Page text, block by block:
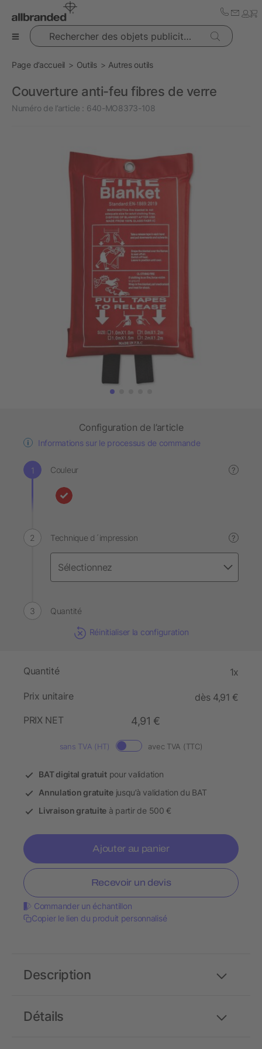
Rechercher des objets publicitaires
Page d’accueil Outils Autres outils
Couverture anti-feu fibres de verre
Numéro de l’article : 640-MO8373-108
Configuration de l’article
Informations sur le processus de commande
Couleur ?
Technique d´impression ?
Quantité
Réinitialiser la configuration
Quantité 1x
Prix unitaire
dès 4,91 €
PRIX NET
4,91 €
sans TVA (HT) avec TVA (TTC)
BAT digital gratuitpour validation
Annulation gratuitejusqu’à validation du BAT
Livraison gratuite à partir de 500 €
Ajouter au panier
Recevoir un devis
Commander un échantillon
Copier le lien du produit personnalisé
Détails
Description